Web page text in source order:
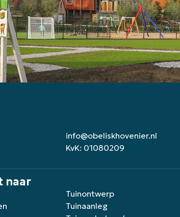
info@obeliskhovenier.nl
KvK: 01080209
naar
Tuinontwerp
Tuinaanleg